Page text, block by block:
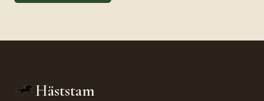
Häststam